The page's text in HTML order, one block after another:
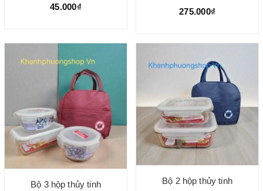
45.000₫
LHC4340 - Ly Cà Phê Giữ
275.000₫
Bộ 3 hộp thủy tinh
Bộ 2 hộp thủy tinh